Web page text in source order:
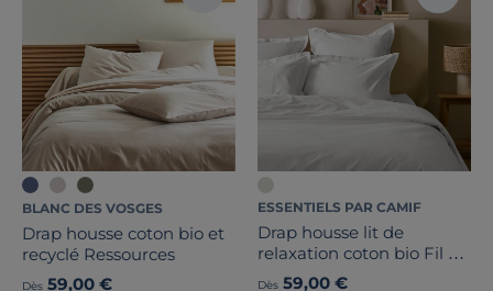
BLANC DES VOSGES
Drap housse coton bio et
recyclé Ressources
Dès 59,00 €
ESSENTIELS PAR CAMIF
Drap housse lit de
relaxation coton bio Fil &
Sens
Dès 59,00 €